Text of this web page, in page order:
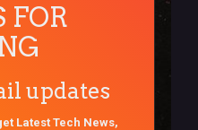
FOR
updates
Latest Tech News,